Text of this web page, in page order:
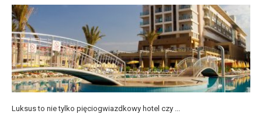
Luksus to nie tylko pięciogwiazdkowy hotel czy ...